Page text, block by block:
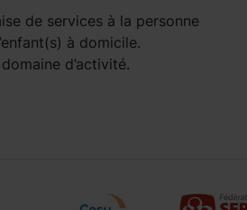
de services à la personne
à domicile.
d’activité.